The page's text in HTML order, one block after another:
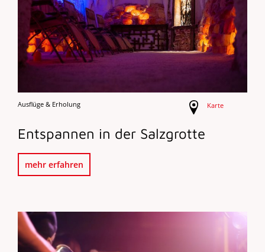
Ausflüge & Erholung Karte
Entspannen in der Salzgrotte
mehr erfahren